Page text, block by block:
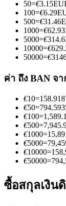
ข้อมูล
การวิเครา
50=€3.15
100=€6.29
500=€31.46
1000=€62.93
5000=€
10000=€
50000=€
ค่า ถึง BAN จา
€10=
€50=
€100=
€500=
€1000=
€5000=
€10000=
€50000=
ซื้อสกุลเงิน